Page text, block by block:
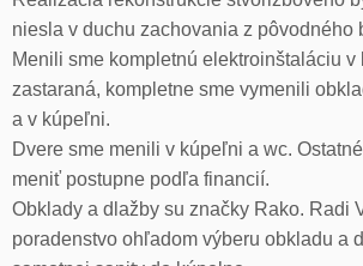
niesla v duchu zachovania z pôvodného
Menili sme kompletnú elektroinštaláciu v
zastaraná, kompletne sme vymenili
a v kúpeľni.
Dvere sme menili v kúpeľni a wc.
meniť postupne podľa financií.
Obklady a dlažby su značky Rako. Radi
poradenstvo ohľadom výberu obkladu a